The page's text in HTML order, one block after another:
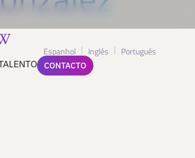
Espanhol Inglês Português
CONTACTO